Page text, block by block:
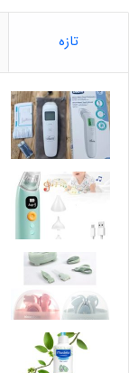
تازه